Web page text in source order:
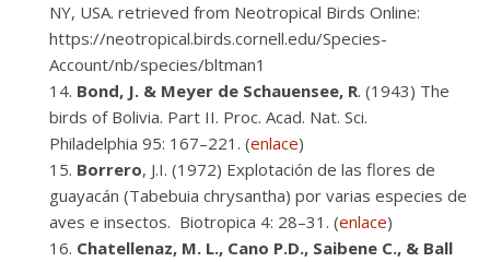
NY, USA. retrieved from Neotropical Birds Online:
https://neotropical.birds.cornell.edu/Species-
Account/nb/species/bltman1
Bond, J. & Meyer de Schauensee, R. (1943) The
birds of Bolivia. Part II. Proc. Acad. Nat. Sci.
Philadelphia 95: 167–221. (enlace)
Borrero, J.I. (1972) Explotación de las flores de
guayacán (Tabebuia chrysantha) por varias especies de
aves e insectos. Biotropica 4: 28–31. (enlace)
Chatellenaz, M. L., Cano P.D., Saibene C., & Ball